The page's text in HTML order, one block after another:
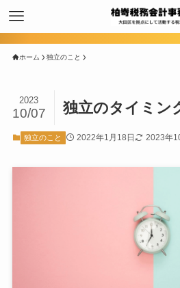
ホーム 独立のこと
独立のタイミン
2023
10/07
独立のこと 2022年1月18日 2023年